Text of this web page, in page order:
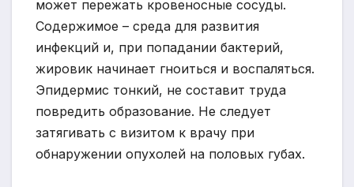
может пережать кровеносные сосуды.
Содержимое – среда для развития
инфекций и, при попадании бактерий,
жировик начинает гноиться и воспаляться.
Эпидермис тонкий, не составит труда
повредить образование. Не следует
затягивать с визитом к врачу при
обнаружении опухолей на половых губах.